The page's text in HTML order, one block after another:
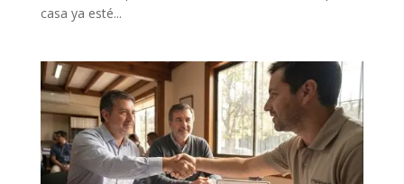
casa ya esté...